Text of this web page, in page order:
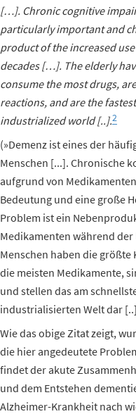
[…]. Chronic cognitive
particularly important and
product of the increased
decades […]. The elderly
consume the most drugs,
reactions, and are the
industrialized world [..].2
(»Demenz ist eines der
Menschen [...]. Chronische
aufgrund von
Bedeutung und eine große
Problem ist ein
Medikamenten während
Menschen haben die
die meisten Medikamente,
und stellen das am
industrialisierten Welt dar
Wie das obige Zitat zeigt,
die hier angedeutete
findet der akute
und dem Entstehen
Alzheimer-Krankheit nach